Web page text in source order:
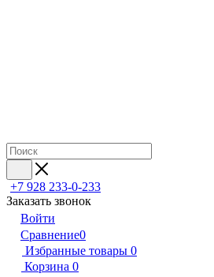
+7 928 233-0-233
Заказать звонок
Войти
Сравнение0
Избранные товары 0
Корзина 0